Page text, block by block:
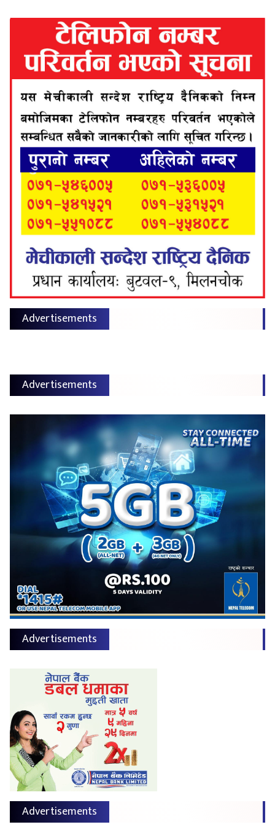
Advertisements
Advertisements
Advertisements
Advertisements